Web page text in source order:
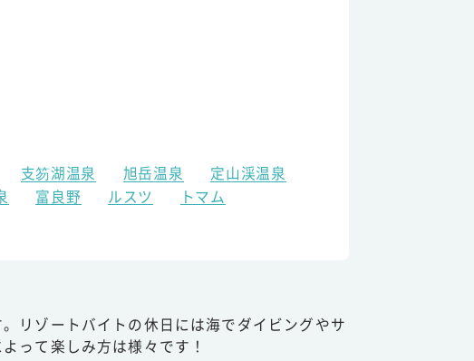
支笏湖温泉 旭岳温泉
定山渓温泉
富良野 ルスツ
トマム
リゾートバイトの休日には海でダイビングやサ
って楽しみ方は様々です！